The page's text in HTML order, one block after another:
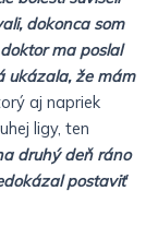
dokonca som
ma poslal
ukázala, že mám
aj napriek
ligy, ten
druhý deň ráno
postaviť